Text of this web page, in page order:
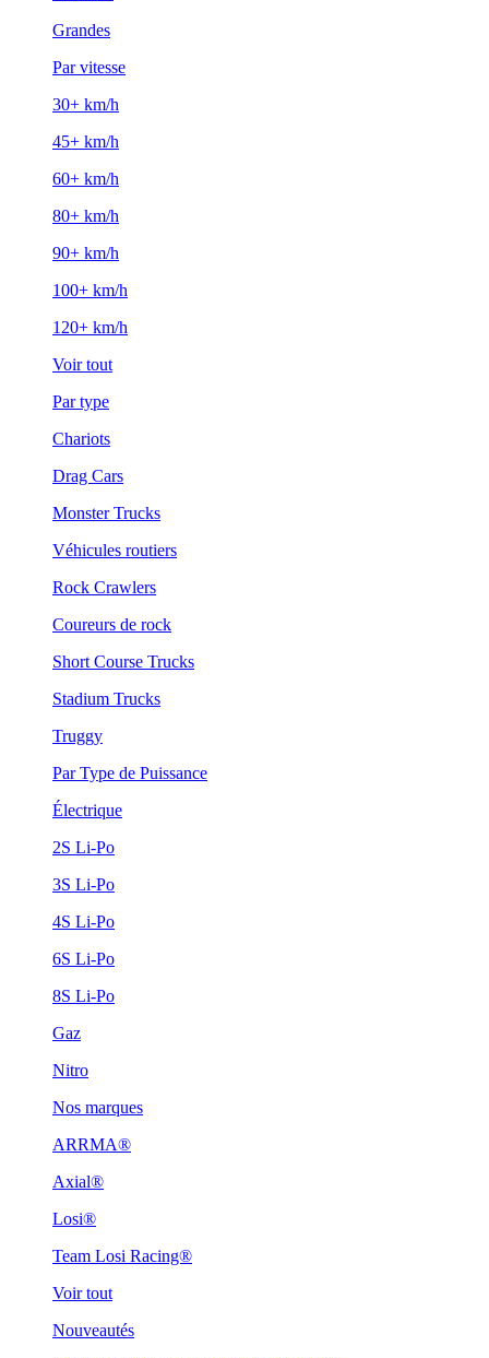
Grandes
Par vitesse
30+ km/h
45+ km/h
60+ km/h
80+ km/h
90+ km/h
100+ km/h
120+ km/h
Voir tout
Par type
Chariots
Drag Cars
Monster Trucks
Véhicules routiers
Rock Crawlers
Coureurs de rock
Short Course Trucks
Stadium Trucks
Truggy
Par Type de Puissance
Électrique
2S Li-Po
3S Li-Po
4S Li-Po
6S Li-Po
8S Li-Po
Gaz
Nitro
Nos marques
ARRMA®
Axial®
Losi®
Team Losi Racing®
Voir tout
Nouveautés